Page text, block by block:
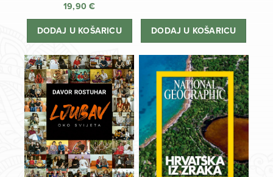
19,90€
DODAJ U KOŠARICU
38,80 €.
34,90 €.
DODAJ U KOŠARICU